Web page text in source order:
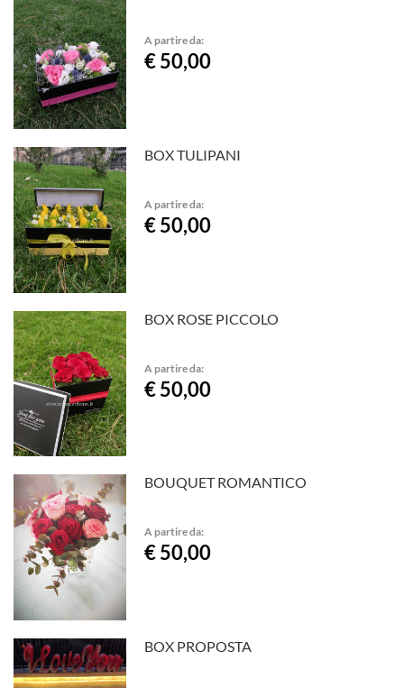
A partire da:
€ 50,00
BOX TULIPANI
A partire da:
€ 50,00
BOX ROSE PICCOLO
A partire da:
€ 50,00
BOUQUET ROMANTICO
A partire da:
€ 50,00
BOX PROPOSTA